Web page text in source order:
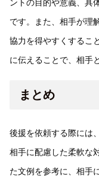
ントの目的や意義、具
です。また、相手が理
協力を得やすくするこ
に伝えることで、相手
まとめ
後援を依頼する際には
相手に配慮した柔軟な
た文例を参考に、相手